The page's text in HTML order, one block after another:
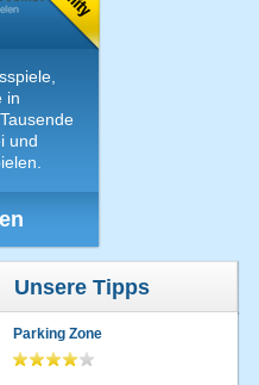
in
und
Unsere Tipps
Parking Zone